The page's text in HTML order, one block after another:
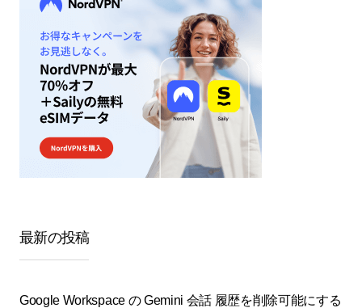
最新の投稿
Google Workspace の Gemini 会話 履歴を削除可能にする